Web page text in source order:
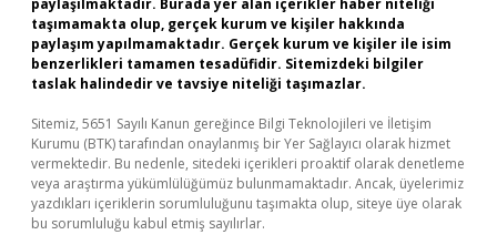
paylaşılmaktadır. Burada yer alan içerikler haber niteliği
taşımamakta olup, gerçek kurum ve kişiler hakkında
paylaşım yapılmamaktadır. Gerçek kurum ve kişiler ile isim
benzerlikleri tamamen tesadüfidir. Sitemizdeki bilgiler
taslak halindedir ve tavsiye niteliği taşımazlar.
Sitemiz, 5651 Sayılı Kanun gereğince Bilgi Teknolojileri ve İletişim
Kurumu (BTK) tarafından onaylanmış bir Yer Sağlayıcı olarak hizmet
vermektedir. Bu nedenle, sitedeki içerikleri proaktif olarak denetleme
veya araştırma yükümlülüğümüz bulunmamaktadır. Ancak, üyelerimiz
yazdıkları içeriklerin sorumluluğunu taşımakta olup, siteye üye olarak
bu sorumluluğu kabul etmiş sayılırlar.